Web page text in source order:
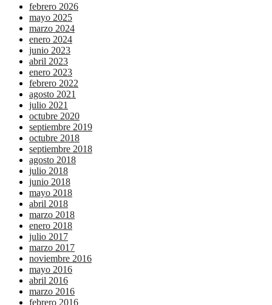
febrero 2026
mayo 2025
marzo 2024
enero 2024
junio 2023
abril 2023
enero 2023
febrero 2022
agosto 2021
julio 2021
octubre 2020
septiembre 2019
octubre 2018
septiembre 2018
agosto 2018
julio 2018
junio 2018
mayo 2018
abril 2018
marzo 2018
enero 2018
julio 2017
marzo 2017
noviembre 2016
mayo 2016
abril 2016
marzo 2016
febrero 2016